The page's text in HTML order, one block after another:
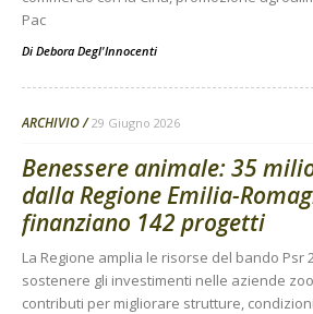
Pac
Di Debora Degl'Innocenti
ARCHIVIO 29 Giugno 2026
Benessere animale: 35
dalla Regione Emilia-
finanziano 142 progetti
La Regione amplia le risorse del bando Psr
sostenere gli investimenti nelle aziende
contributi per migliorare strutture,